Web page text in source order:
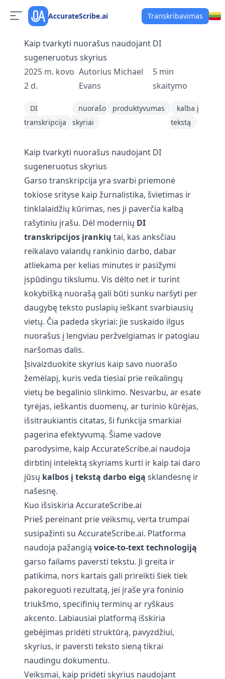
AccurateScribe.ai Transkribavimas
Kaip tvarkyti nuorašus naudojant DI
sugeneruotus skyrius
2025 m. kovo
2 d.
Autorius Michael
Evans
5 min
skaitymo
DI
transkripcija
nuorašo
skyriai
produktyvumas
kalba į
tekstą
Kaip tvarkyti nuorašus naudojant DI
sugeneruotus skyrius
Garso transkripcija yra svarbi priemonė
tokiose srityse kaip žurnalistika, švietimas ir
tinklalaidžių kūrimas, nes ji paverčia kalbą
rašytiniu įrašu. Dėl modernių DI
transkripcijos įrankių tai, kas anksčiau
reikalavo valandų rankinio darbo, dabar
atliekama per kelias minutes ir pasižymi
įspūdingu tikslumu. Vis dėlto net ir turint
kokybišką nuorašą gali būti sunku naršyti per
daugybę teksto puslapių ieškant svarbiausių
vietų. Čia padeda skyriai: jie suskaido ilgus
nuorašus į lengviau peržvelgiamas ir patogiau
naršomas dalis.
Įsivaizduokite skyrius kaip savo nuorašo
žemėlapį, kuris veda tiesiai prie reikalingų
vietų be begalinio slinkimo. Nesvarbu, ar esate
tyrėjas, ieškantis duomenų, ar turinio kūrėjas,
išsitraukiantis citatas, ši funkcija smarkiai
pagerina efektyvumą. Šiame vadove
parodysime, kaip AccurateScribe.ai naudoja
dirbtinį intelektą skyriams kurti ir kaip tai daro
jūsų kalbos į tekstą darbo eigą sklandesnę ir
našesnę.
Kuo išsiskiria AccurateScribe.ai
Prieš pereinant prie veiksmų, verta trumpai
susipažinti su AccurateScribe.ai. Platforma
naudoja pažangią voice-to-text technologiją
garso failams paversti tekstu. Ji greita ir
patikima, nors kartais gali prireikti šiek tiek
pakoreguoti rezultatą, jei įraše yra foninio
triukšmo, specifinių terminų ar ryškaus
akcento. Labiausiai platformą išskiria
gebėjimas pridėti struktūrą, pavyzdžiui,
skyrius, ir paversti teksto sieną tikrai
naudingu dokumentu.
Veiksmai, kaip pridėti skyrius naudojant